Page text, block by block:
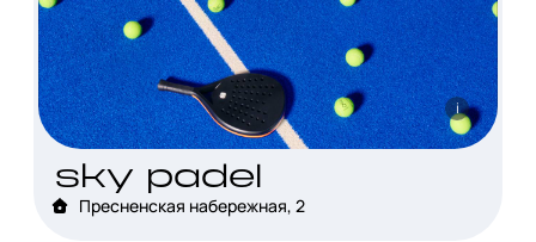
i
sky padel
Пресненская набережная, 2